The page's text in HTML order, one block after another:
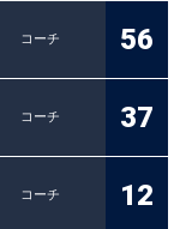
コーチ
56
コーチ
37
コーチ
12